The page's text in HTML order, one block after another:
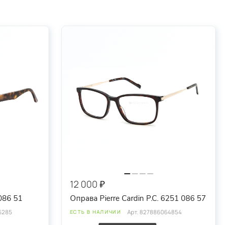
51
12 000 ₽
Оправа Pierre Cardin P.C. 6251 086 57
ЕСТЬ В НАЛИЧИИ Арт.827886064854